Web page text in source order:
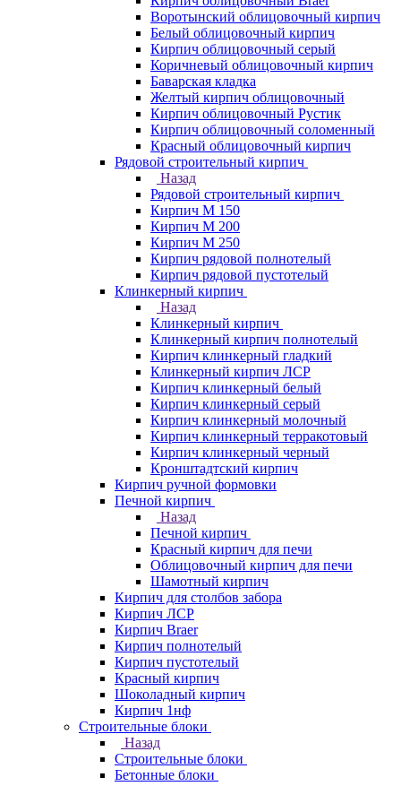
Воротынский облицовочный кирпич
Белый облицовочный кирпич
Кирпич облицовочный серый
Коричневый облицовочный кирпич
Баварская кладка
Желтый кирпич облицовочный
Кирпич облицовочный Рустик
Кирпич облицовочный соломенный
Красный облицовочный кирпич
Рядовой строительный кирпич
Назад
Рядовой строительный кирпич
Кирпич М 150
Кирпич М 200
Кирпич М 250
Кирпич рядовой полнотелый
Кирпич рядовой пустотелый
Клинкерный кирпич
Назад
Клинкерный кирпич
Клинкерный кирпич полнотелый
Кирпич клинкерный гладкий
Клинкерный кирпич ЛСР
Кирпич клинкерный белый
Кирпич клинкерный серый
Кирпич клинкерный молочный
Кирпич клинкерный терракотовый
Кирпич клинкерный черный
Кронштадтский кирпич
Кирпич ручной формовки
Печной кирпич
Назад
Печной кирпич
Красный кирпич для печи
Облицовочный кирпич для печи
Шамотный кирпич
Кирпич для столбов забора
Кирпич ЛСР
Кирпич Braer
Кирпич полнотелый
Кирпич пустотелый
Красный кирпич
Шоколадный кирпич
Кирпич 1нф
Строительные блоки
Назад
Строительные блоки
Бетонные блоки